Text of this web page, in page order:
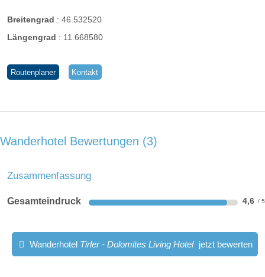
Breitengrad : 46.532520
Längengrad : 11.668580
Routenplaner Kontakt
Wanderhotel Bewertungen 3
Zusammenfassung
Gesamteindruck 4,6
Wanderhotel Tirler - Dolomites Living Hotel jetzt bewerten